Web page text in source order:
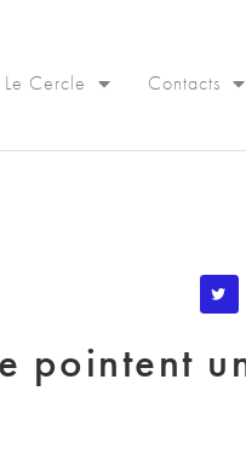
Le Cercle Contacts
pointent